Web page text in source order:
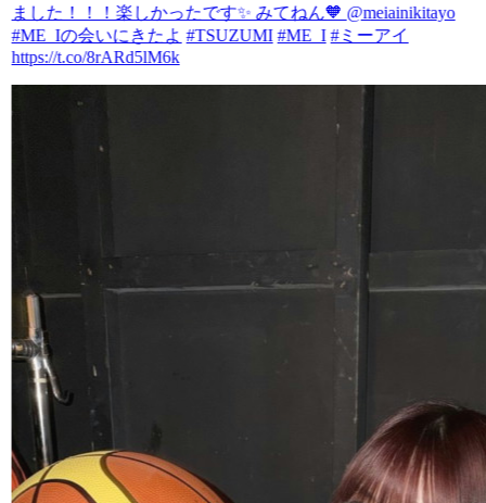
ました！！！楽しかったです✨ みてねん🧡 @meiainikitayo
#ME_Iの会いにきたよ #TSUZUMI #ME_I #ミーアイ
https://t.co/8rARd5lM6k